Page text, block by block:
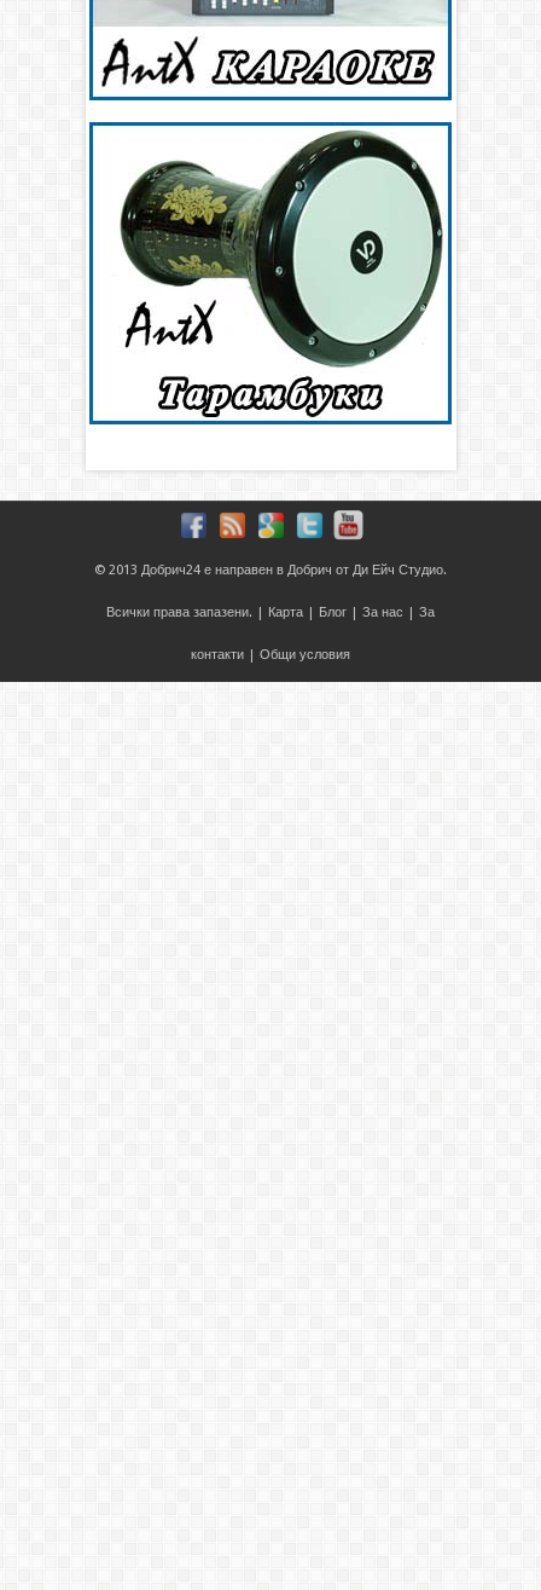
© 2013 Добрич24 е направен в Добрич от Ди Ейч Студио.
Всички права запазени. | Карта | Блог | За нас | За
контакти | Общи условия